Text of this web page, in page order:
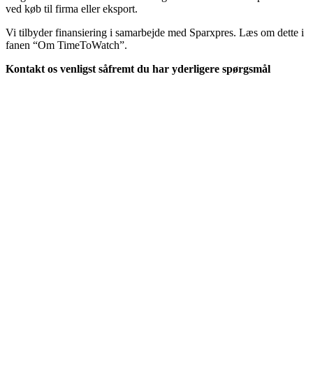
ved køb til firma eller eksport.
Vi tilbyder finansiering i samarbejde med Sparxpres. Læs om dette i
fanen “Om TimeToWatch”.
Kontakt os venligst såfremt du har yderligere spørgsmål